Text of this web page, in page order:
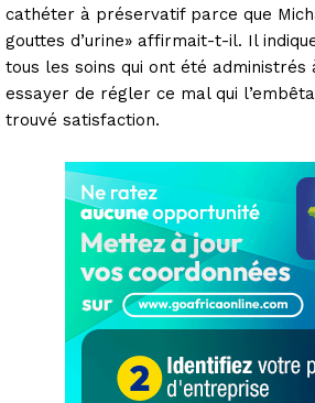
cathéter à préservatif parce que
gouttes d’urine» affirmait-t-il. Il
tous les soins qui ont été
essayer de régler ce mal qui
trouvé satisfaction.